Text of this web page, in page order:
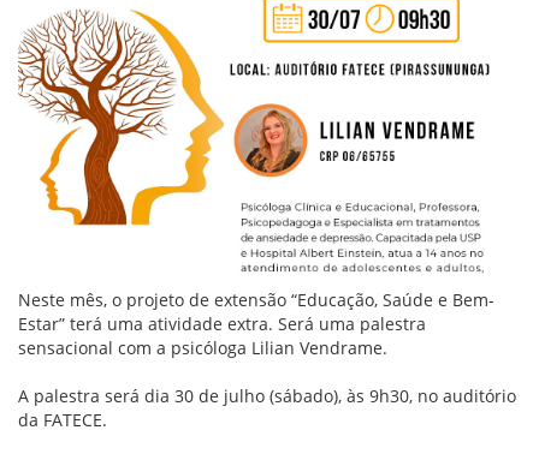
Neste mês, o projeto de extensão “Educação, Saúde e Bem-
Estar” terá uma atividade extra. Será uma palestra
sensacional com a psicóloga Lilian Vendrame.
A palestra será dia 30 de julho (sábado), às 9h30, no auditório
da FATECE.